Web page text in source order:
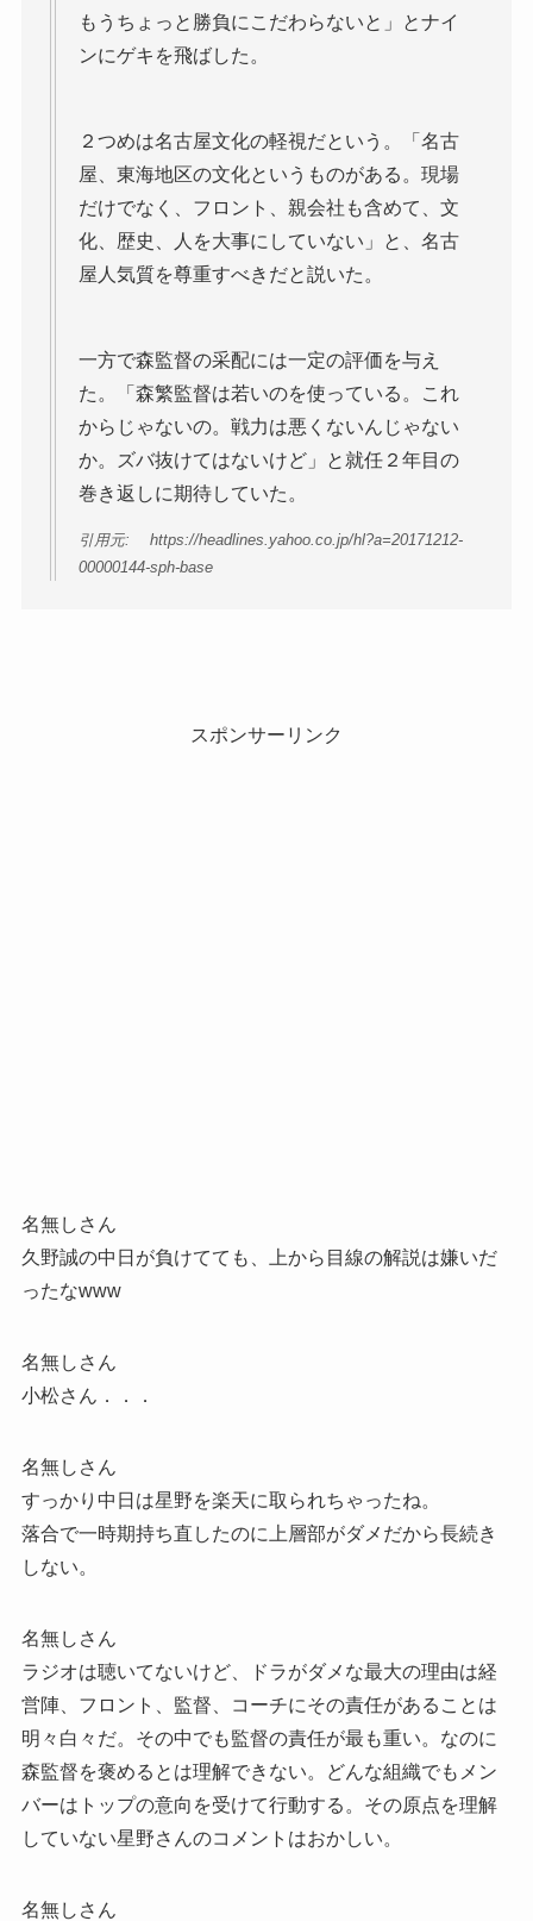
もうちょっと勝負にこだわらないと」とナイ
ンにゲキを飛ばした。
２つめは名古屋文化の軽視だという。「名古
屋、東海地区の文化というものがある。現場
だけでなく、フロント、親会社も含めて、文
化、歴史、人を大事にしていない」と、名古
屋人気質を尊重すべきだと説いた。
一方で森監督の采配には一定の評価を与え
た。「森繁監督は若いのを使っている。これ
からじゃないの。戦力は悪くないんじゃない
か。ズバ抜けてはないけど」と就任２年目の
巻き返しに期待していた。
引用元: https://headlines.yahoo.co.jp/hl?a=20171212-
00000144-sph-base
スポンサーリンク
名無しさん
久野誠の中日が負けてても、上から目線の解説は嫌いだ
ったなwww
名無しさん
小松さん．．．
名無しさん
すっかり中日は星野を楽天に取られちゃったね。
落合で一時期持ち直したのに上層部がダメだから長続き
しない。
名無しさん
ラジオは聴いてないけど、ドラがダメな最大の理由は経
営陣、フロント、監督、コーチにその責任があることは
明々白々だ。その中でも監督の責任が最も重い。なのに
森監督を褒めるとは理解できない。どんな組織でもメン
バーはトップの意向を受けて行動する。その原点を理解
していない星野さんのコメントはおかしい。
名無しさん